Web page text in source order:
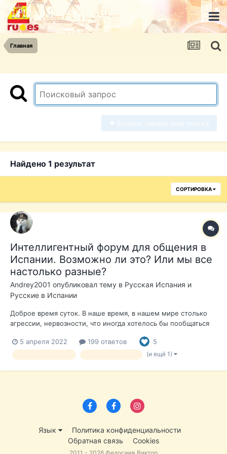
Главная
Найдено 1 результат
СОРТИРОВКА
Интеллигентный форум для общения в
Испании. Возможно ли это? Или мы все
настолько разные?
Andrey2001 опубликовал тему в Русская Испания и
Русские в Испании
Доброе время суток. В наше время, в нашем мире столько
агрессии, нервозности, что иногда хотелось бы пообщаться
других негативных проявлений человеческой психики.
Возможно ли это? Вроде, был форум, потом он разделился. И
5 апреля 2022 199 ответов 5
(и ещё 1)
Язык
Политика конфиденциальности
Обратная связь
Cookies